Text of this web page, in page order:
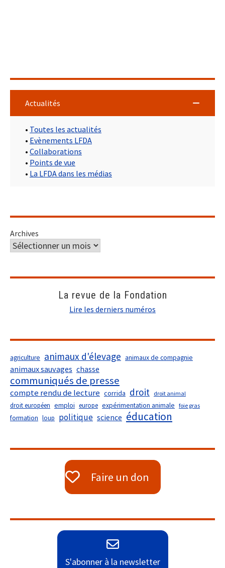
Actualités
• Toutes les actualités
• Evènements LFDA
• Collaborations
• Points de vue
• La LFDA dans les médias
Archives
La revue de la Fondation
Lire les derniers numéros
agriculture animaux d'élevage animaux de compagnie
animaux sauvages chasse
communiqués de presse
compte rendu de lecture corrida droit droit animal
droit européen emploi europe expérimentation animale foie gras
formation loup politique science éducation
Faire un don
S'abonner à la newsletter